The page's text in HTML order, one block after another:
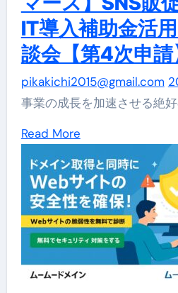
ィ
ス
を
≪
——
ー
ム
ー
ド
メ
イ
ン
ー
ム
ー
メ
イ
ン
か
ら
始
め
る
Google
Workspace
IT導入補助金活
談会【第4次申請
pikakichi2015@gmail.com
事業の成長を加速させる絶
Read MoreRead
more
about
【ム
ー
ム
ー
ド